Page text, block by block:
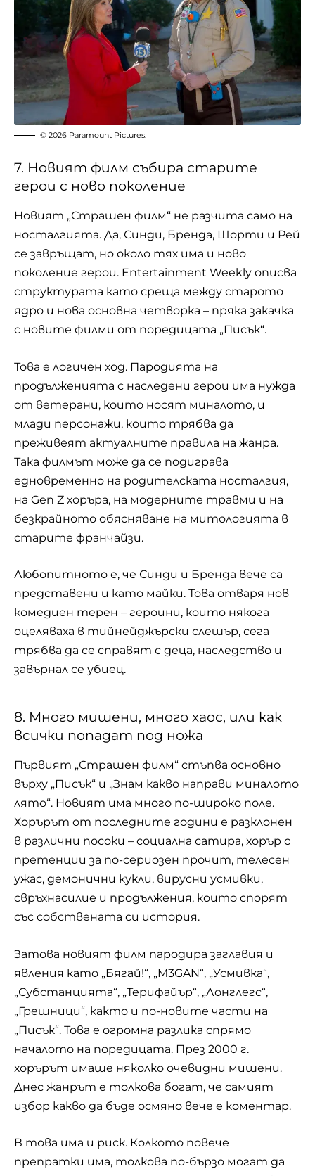
© 2026 Paramount Pictures.
7. Новият филм събира старите
герои с ново поколение
Новият „Страшен филм“ не разчита само на
носталгията. Да, Синди, Бренда, Шорти и Рей
се завръщат, но около тях има и ново
поколение герои. Entertainment Weekly описва
структурата като среща между старото
ядро и нова основна четворка – пряка закачка
с новите филми от поредицата „Писък“.
Това е логичен ход. Пародията на
продълженията с наследени герои има нужда
от ветерани, които носят миналото, и
млади персонажи, които трябва да
преживеят актуалните правила на жанра.
Така филмът може да се подиграва
едновременно на родителската носталгия,
на Gen Z хоръра, на модерните травми и на
безкрайното обясняване на митологията в
старите франчайзи.
Любопитното е, че Синди и Бренда вече са
представени и като майки. Това отваря нов
комедиен терен – героини, които някога
оцеляваха в тийнейджърски слешър, сега
трябва да се справят с деца, наследство и
завърнал се убиец.
8. Много мишени, много хаос, или как
всички попадат под ножа
Първият „Страшен филм“ стъпва основно
върху „Писък“ и „Знам какво направи миналото
лято“. Новият има много по-широко поле.
Хорърът от последните години е разклонен
в различни посоки – социална сатира, хорър с
претенции за по-сериозен прочит, телесен
ужас, демонични кукли, вирусни усмивки,
свръхнасилие и продължения, които спорят
със собствената си история.
Затова новият филм пародира заглавия и
явления като „Бягай!“, „M3GAN“, „Усмивка“,
„Субстанцията“, „Терифайър“, „Лонглегс“,
„Грешници“, както и по-новите части на
„Писък“. Това е огромна разлика спрямо
началото на поредицата. През 2000 г.
хорърът имаше няколко очевидни мишени.
Днес жанрът е толкова богат, че самият
избор какво да бъде осмяно вече е коментар.
В това има и риск. Колкото повече
препратки има, толкова по-бързо могат да